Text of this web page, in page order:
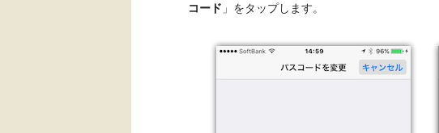
コード 」をタップします。